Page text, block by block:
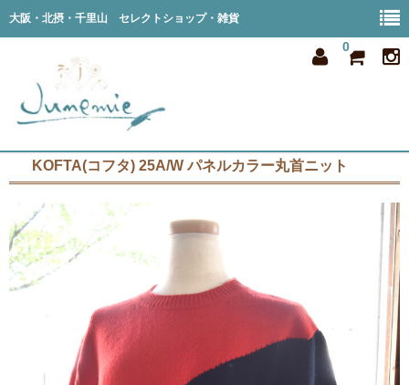
大阪・北摂・千里山 セレクトショップ・雑貨
0
all item
member
order
shop info
KOFTA(コフタ) 25A/W パネルカラー丸首ニット